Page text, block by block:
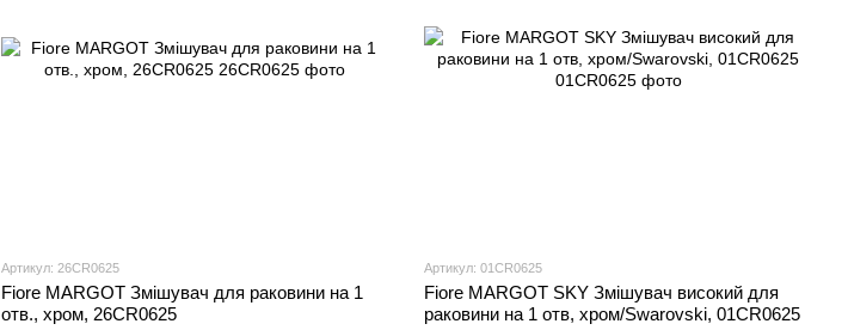
Артикул: 26CR0625
Fiore MARGOT Змішувач для раковини на 1
отв., хром, 26CR0625
Артикул: 01CR0625
Fiore MARGOT SKY Змішувач високий для
раковини на 1 отв, хром/Swarovski, 01CR0625